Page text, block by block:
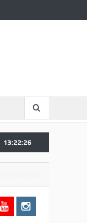
il Convento di S.
13:22:27